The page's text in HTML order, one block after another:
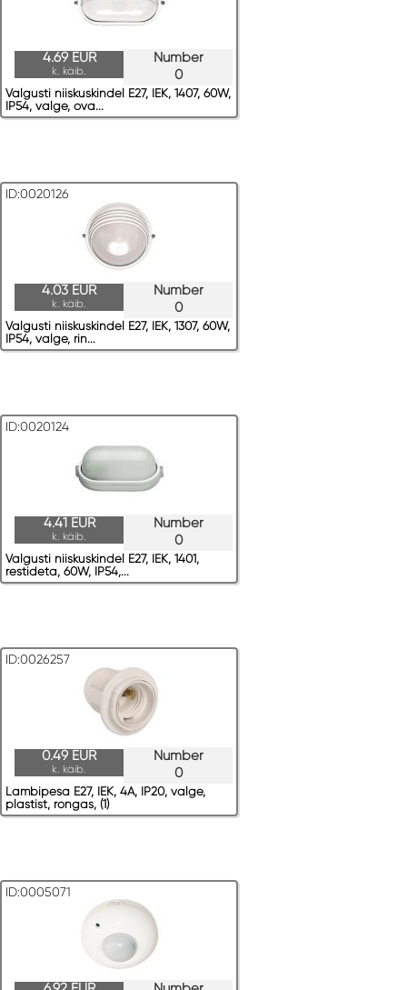
Number
0
4.69 EUR
k. käib.
Valgusti niiskuskindel E27, IEK, 1407, 60W,
IP54, valge, ova...
ID:0020126
Number
0
4.03 EUR
k. käib.
Valgusti niiskuskindel E27, IEK, 1307, 60W,
IP54, valge, rin...
ID:0020124
Number
0
4.41 EUR
k. käib.
Valgusti niiskuskindel E27, IEK, 1401,
restideta, 60W, IP54,...
ID:0026257
Number
0
0.49 EUR
k. käib.
Lambipesa E27, IEK, 4A, IP20, valge,
plastist, rongas, (1)
ID:0005071